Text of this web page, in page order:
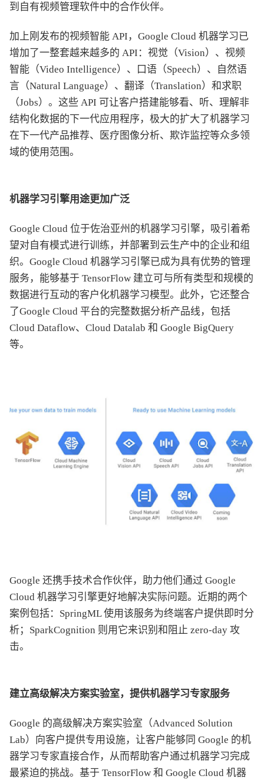
到自有视频管理软件中的合作伙伴。
加上刚发布的视频智能 API，Google Cloud 机器学习已
增加了一整套越来越多的 API：视觉（Vision）、视频
智能（Video Intelligence）、口语（Speech）、自然语
言（Natural Language）、翻译（Translation）和求职
（Jobs）。这些 API 可让客户搭建能够看、听、理解非
结构化数据的下一代应用程序，极大的扩大了机器学习
在下一代产品推荐、医疗图像分析、欺诈监控等众多领
域的使用范围。
机器学习引擎用途更加广泛
Google Cloud 位于佐治亚州的机器学习引擎，吸引着希
望对自有模式进行训练，并部署到云生产中的企业和组
织。Google Cloud 机器学习引擎已成为具有优势的管理
服务，能够基于 TensorFlow 建立可与所有类型和规模的
数据进行互动的客户化机器学习模型。此外，它还整合
了Google Cloud 平台的完整数据分析产品线，包括
Cloud Dataflow、Cloud Datalab 和 Google BigQuery
等。
Google 还携手技术合作伙伴，助力他们通过 Google
Cloud 机器学习引擎更好地解决实际问题。近期的两个
案例包括：SpringML 使用该服务为终端客户提供即时分
析；SparkCognition 则用它来识别和阻止 zero-day 攻
击。
建立高级解决方案实验室，提供机器学习专家服务
Google 的高级解决方案实验室（Advanced Solution
Lab）向客户提供专用设施，让客户能够同 Google 的机
器学习专家直接合作，从而帮助客户通过机器学习完成
最紧迫的挑战。基于 TensorFlow 和 Google Cloud 机器